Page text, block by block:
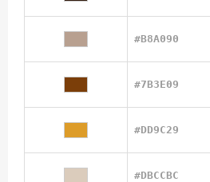
#B8A090
#7B3E09
#DD9C29
#DBCCBC